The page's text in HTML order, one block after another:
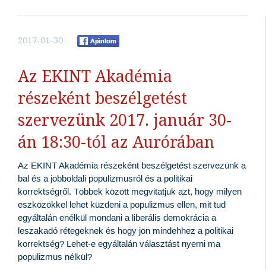
2017-01-30
Az EKINT Akadémia
részeként beszélgetést
szervezünk 2017. január 30-
án 18:30-tól az Aurórában
Az EKINT Akadémia részeként beszélgetést szervezünk a
bal és a jobboldali populizmusról és a politikai
korrektségről. Többek között megvitatjuk azt, hogy milyen
eszközökkel lehet küzdeni a populizmus ellen, mit tud
egyáltalán enélkül mondani a liberális demokrácia a
leszakadó rétegeknek és hogy jön mindehhez a politikai
korrektség? Lehet-e egyáltalán választást nyerni ma
populizmus nélkül?